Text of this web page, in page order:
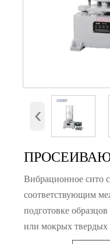
‹
Вибрационное сито
соответствующим
подготовке
или мокрых